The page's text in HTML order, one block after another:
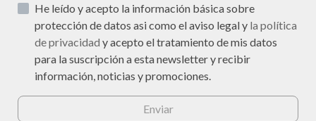
He leído y acepto la información básica sobre
protección de datos asi como el aviso legal y la política
de privacidady acepto el tratamiento de mis datos
para la suscripción a esta newsletter y recibir
información, noticias y promociones.
Enviar